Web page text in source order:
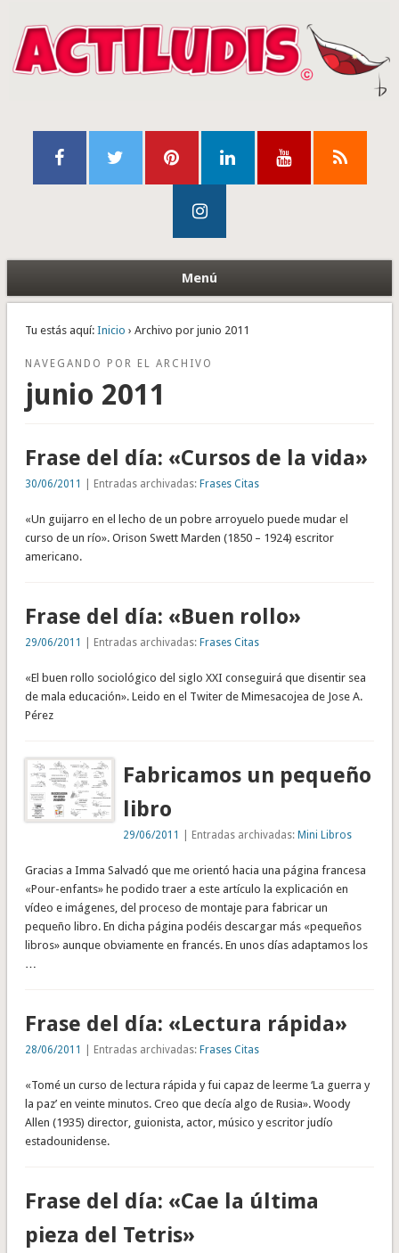
Menú
Tu estás aquí: Inicio › Archivo por junio 2011
NAVEGANDO POR EL ARCHIVO
junio 2011
Frase del día: «Cursos de la vida»
30/06/2011 | Entradas archivadas: Frases Citas
«Un guijarro en el lecho de un pobre arroyuelo puede mudar el
curso de un río». Orison Swett Marden (1850 – 1924) escritor
americano.
Frase del día: «Buen rollo»
29/06/2011 | Entradas archivadas: Frases Citas
«El buen rollo sociológico del siglo XXI conseguirá que disentir sea
de mala educación». Leido en el Twiter de Mimesacojea de Jose A.
Pérez
Fabricamos un pequeño
libro
29/06/2011 | Entradas archivadas:Mini Libros
Gracias a Imma Salvadó que me orientó hacia una página francesa
«Pour-enfants» he podido traer a este artículo la explicación en
vídeo e imágenes, del proceso de montaje para fabricar un
pequeño libro. En dicha página podéis descargar más «pequeños
libros» aunque obviamente en francés. En unos días adaptamos los
…
Frase del día: «Lectura rápida»
28/06/2011 | Entradas archivadas: Frases Citas
«Tomé un curso de lectura rápida y fui capaz de leerme ‘La guerra y
la paz’ en veinte minutos. Creo que decía algo de Rusia». Woody
Allen (1935) director, guionista, actor, músico y escritor judío
estadounidense.
Frase del día: «Cae la última
pieza del Tetris»